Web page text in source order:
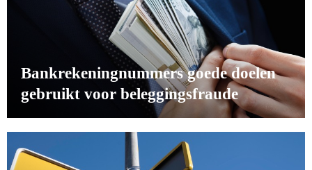
Bankrekeningnummers goede doelen
gebruikt voor beleggingsfraude